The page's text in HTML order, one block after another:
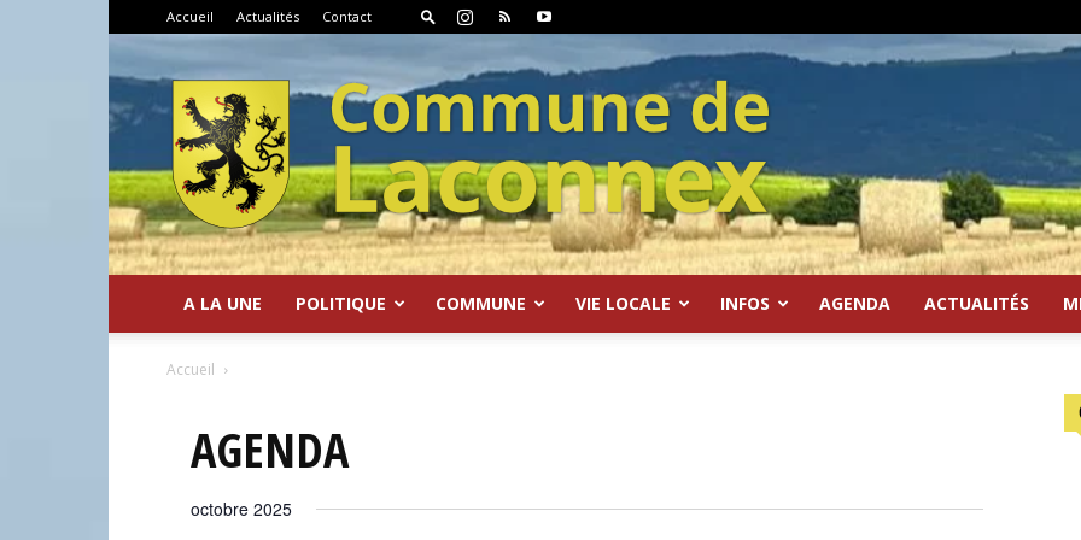
Accueil Actualités Contact
A LA UNE POLITIQUE COMMUNE VIE LOCALE INFOS AGENDA ACTUALITÉS
Accueil
AGENDA
octobre 2025